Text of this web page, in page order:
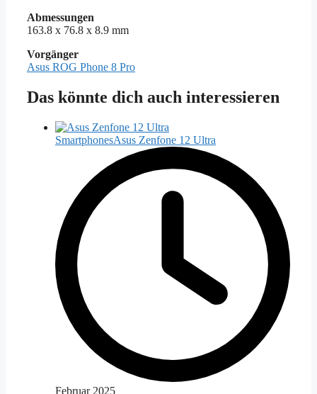
Abmessungen
163.8 x 76.8 x 8.9 mm
Vorgänger
Asus ROG Phone 8 Pro
Das könnte dich auch interessieren
SmartphonesAsus Zenfone 12 Ultra
Februar 2025